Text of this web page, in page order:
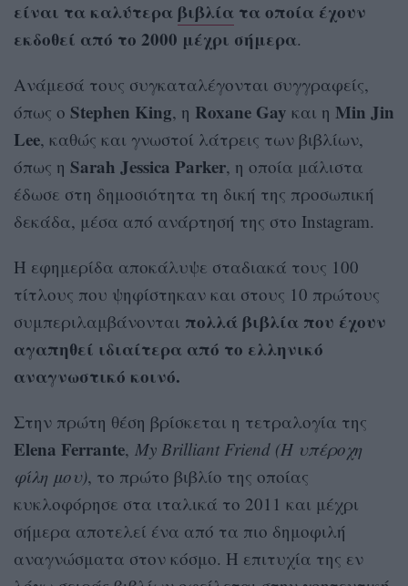
είναι τα καλύτερα βιβλία τα οποία έχουν
εκδοθεί από το 2000 μέχρι σήμερα.
Ανάμεσά τους συγκαταλέγονται συγγραφείς,
όπως o Stephen King, η Roxane Gay και η Min Jin
Lee, καθώς και γνωστοί λάτρεις των βιβλίων,
όπως η Sarah Jessica Parker, η οποία μάλιστα
έδωσε στη δημοσιότητα τη δική της προσωπική
δεκάδα, μέσα από ανάρτησή της στο Instagram.
Η εφημερίδα αποκάλυψε σταδιακά τους 100
τίτλους που ψηφίστηκαν και στους 10 πρώτους
συμπεριλαμβάνονται πολλά βιβλία που έχουν
αγαπηθεί ιδιαίτερα από το ελληνικό
αναγνωστικό κοινό.
Στην πρώτη θέση βρίσκεται η τετραλογία της
Elena Ferrante, My Brilliant Friend (Η υπέροχη
φίλη μου), το πρώτο βιβλίο της οποίας
κυκλοφόρησε στα ιταλικά το 2011 και μέχρι
σήμερα αποτελεί ένα από τα πιο δημοφιλή
αναγνώσματα στον κόσμο. Η επιτυχία της εν